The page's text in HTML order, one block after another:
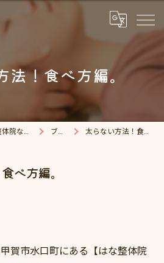
法！食べ方編。
甲賀市でダイエット・整体院ならはな整体院 ブログ 太らない方法！食べ方編。
べ方編。
賀市水口町にある【はな整体院